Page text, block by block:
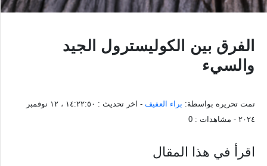
الفرق بين الكوليسترول الجيد
والسيء
تمت تحريره بواسطة: براء العفيف - اخر تحديث :
١٤:٢٢:٥٠ ، ١٢ نوفمبر
٢٠٢٤ - مشاهدات : 0
اقرأ في هذا المقال